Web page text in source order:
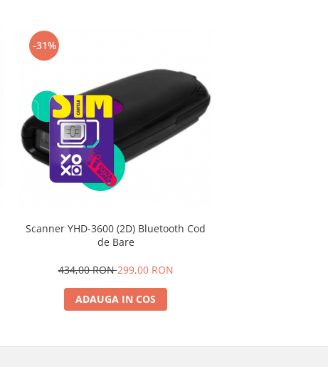
-31%
Scanner YHD-3600 (2D) Bluetooth Cod
de Bare
434,00 RON299,00 RON
ADAUGA IN COS